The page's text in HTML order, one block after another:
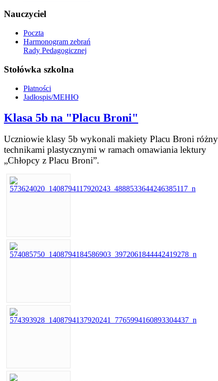
Nauczyciel
Poczta
Harmonogram zebrań
Rady Pedagogicznej
Stołówka szkolna
Płatności
Jadłospis/МЕНЮ
Klasa 5b na "Placu Broni"
Uczniowie klasy 5b wykonali makiety Placu Broni
technikami plastycznymi w ramach omawiania lektury
„Chłopcy z Placu Broni”.